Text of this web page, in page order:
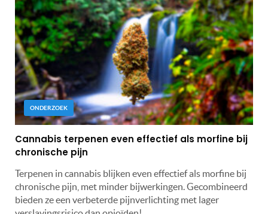
ONDERZOEK
Cannabis terpenen even effectief als morfine bij
chronische pijn
Terpenen in cannabis blijken even effectief als morfine bij
chronische pijn, met minder bijwerkingen. Gecombineerd
bieden ze een verbeterde pijnverlichting met lager